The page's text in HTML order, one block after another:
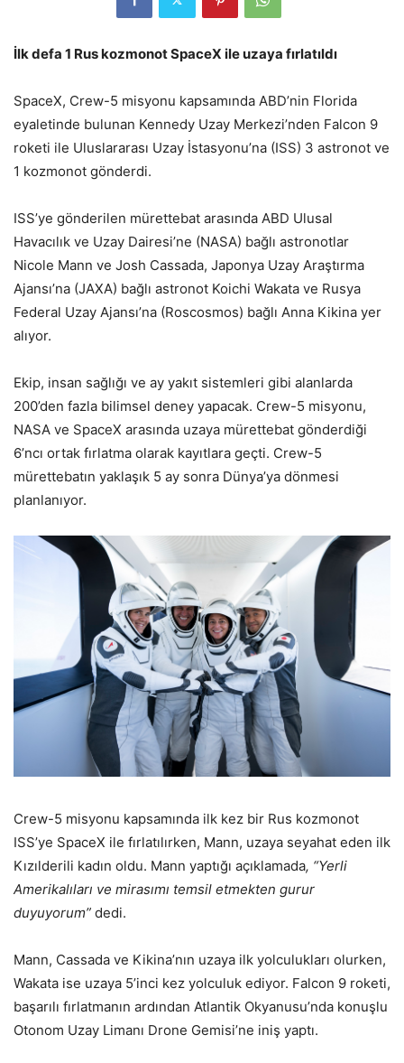
İlk defa 1 Rus kozmonot SpaceX ile uzaya fırlatıldı
SpaceX, Crew-5 misyonu kapsamında ABD’nin Florida
eyaletinde bulunan Kennedy Uzay Merkezi’nden Falcon 9
roketi ile Uluslararası Uzay İstasyonu’na (ISS) 3 astronot ve
1 kozmonot gönderdi.
ISS’ye gönderilen mürettebat arasında ABD Ulusal
Havacılık ve Uzay Dairesi’ne (NASA) bağlı astronotlar
Nicole Mann ve Josh Cassada, Japonya Uzay Araştırma
Ajansı’na (JAXA) bağlı astronot Koichi Wakata ve Rusya
Federal Uzay Ajansı’na (Roscosmos) bağlı Anna Kikina yer
alıyor.
Ekip, insan sağlığı ve ay yakıt sistemleri gibi alanlarda
200’den fazla bilimsel deney yapacak. Crew-5 misyonu,
NASA ve SpaceX arasında uzaya mürettebat gönderdiği
6’ncı ortak fırlatma olarak kayıtlara geçti. Crew-5
mürettebatın yaklaşık 5 ay sonra Dünya’ya dönmesi
planlanıyor.
Crew-5 misyonu kapsamında ilk kez bir Rus kozmonot
ISS’ye SpaceX ile fırlatılırken, Mann, uzaya seyahat eden ilk
Kızılderili kadın oldu. Mann yaptığı açıklamada, “Yerli
Amerikalıları ve mirasımı temsil etmekten gurur
duyuyorum” dedi.
Mann, Cassada ve Kikina’nın uzaya ilk yolculukları olurken,
Wakata ise uzaya 5’inci kez yolculuk ediyor. Falcon 9 roketi,
başarılı fırlatmanın ardından Atlantik Okyanusu’nda konuşlu
Otonom Uzay Limanı Drone Gemisi’ne iniş yaptı.